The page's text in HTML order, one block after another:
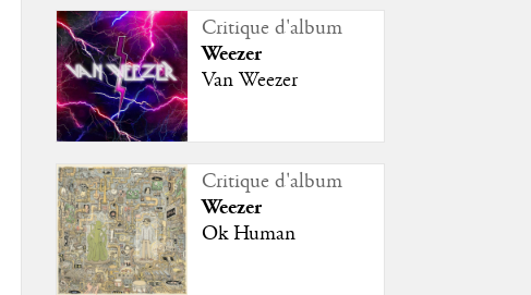
Critique d'album
Weezer
Van Weezer
Critique d'album
Weezer
Ok Human